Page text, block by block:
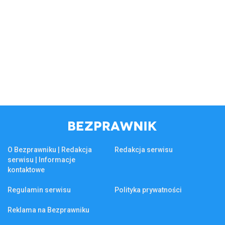
O Bezprawniku | Redakcja
serwisu | Informacje
kontaktowe
Redakcja serwisu
Regulamin serwisu Polityka prywatności
Reklama na Bezprawniku